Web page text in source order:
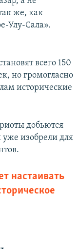
же, как
Улу-Сала».
всего 150
но громогласно
исторические
добьются
изобрели для
настаивать